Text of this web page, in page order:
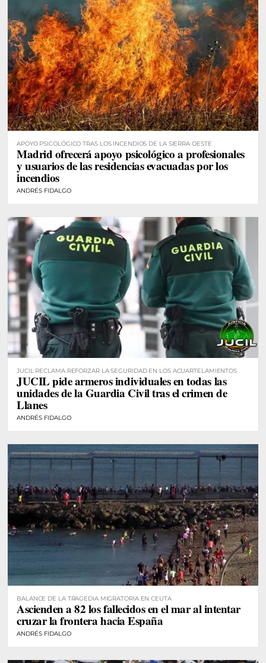
APOYO PSICOLÓGICO TRAS LOS INCENDIOS DE LA SIERRA OESTE
Madrid ofrecerá apoyo psicológico a profesionales
y usuarios de las residencias evacuadas por los
incendios
ANDRÉS FIDALGO
JUCIL RECLAMA REFORZAR LA SEGURIDAD EN LOS ACUARTELAMIENTOS
JUCIL pide armeros individuales en todas las
unidades de la Guardia Civil tras el crimen de
Llanes
ANDRÉS FIDALGO
BALANCE DE LA TRAGEDIA MIGRATORIA EN CEUTA
Ascienden a 82 los fallecidos en el mar al intentar
cruzar la frontera hacia España
ANDRÉS FIDALGO